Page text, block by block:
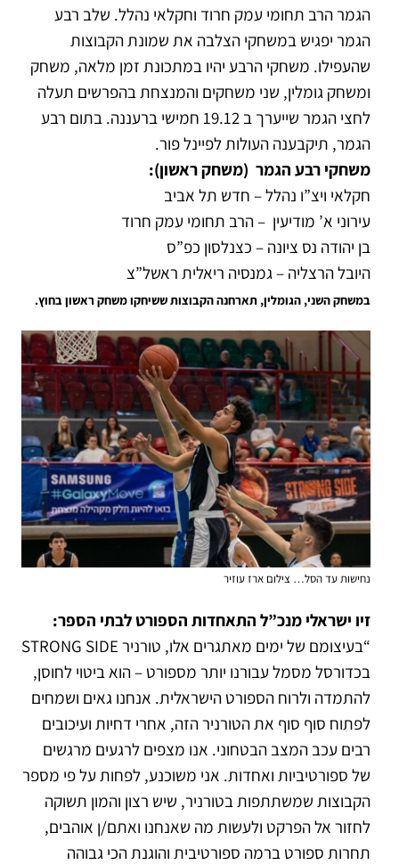
הגמר הרב תחומי עמק חרוד וחקלאי נהלל. שלב רבע
הגמר יפגיש במשחקי הצלבה את שמונת הקבוצות
שהעפילו. משחקי הרבע יהיו במתכונת זמן מלאה, משחק
ומשחק גומלין, שני משחקים והמנצחת בהפרשים תעלה
לחצי הגמר שייערך ב 19.12 חמישי ברעננה. בתום רבע
הגמר, תיקבענה העולות לפיינל פור.
משחקי רבע הגמר (משחק ראשון):
חקלאי ויצ”ו נהלל – חדש תל אביב
עירוני א’ מודיעין – הרב תחומי עמק חרוד
בן יהודה נס ציונה – כצנלסון כפ”ס
היובל הרצליה – גמנסיה ריאלית ראשל”צ
במשחק השני, הגומלין, תארחנה הקבוצות ששיחקו משחק ראשון בחוץ.
נחישות עד הסל… צילום ארז עוזיר
זיו ישראלי מנכ”ל התאחדות הספורט לבתי הספר:
“בעיצומם של ימים מאתגרים אלו, טורניר STRONG SIDE
בכדורסל מסמל עבורנו יותר מספורט – הוא ביטוי לחוסן,
להתמדה ולרוח הספורט הישראלית. אנחנו גאים ושמחים
לפתוח סוף סוף את הטורניר הזה, אחרי דחיות ועיכובים
רבים עכב המצב הבטחוני. אנו מצפים לרגעים מרגשים
של ספורטיביות ואחדות. אני משוכנע, לפחות על פי מספר
הקבוצות שמשתתפות בטורניר, שיש רצון והמון תשוקה
לחזור אל הפרקט ולעשות מה שאנחנו ואתם/ן אוהבים,
תחרות ספורט ברמה ספורטיבית והוגנת הכי גבוהה